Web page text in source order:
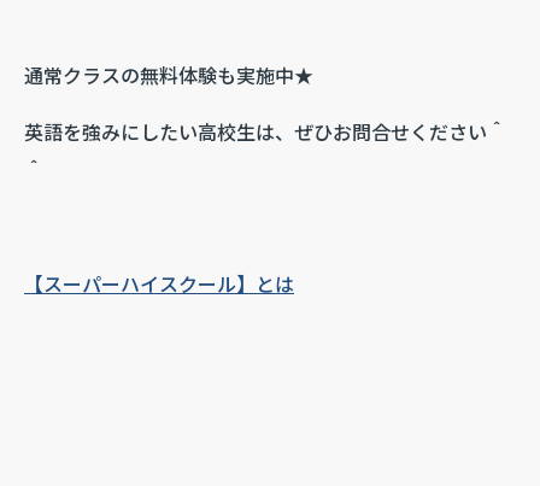
通常クラスの無料体験も実施中★
英語を強みにしたい高校生は、ぜひお問合せください＾
＾
【スーパーハイスクール】とは